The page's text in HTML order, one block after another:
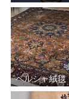
ペルシャ絨毯